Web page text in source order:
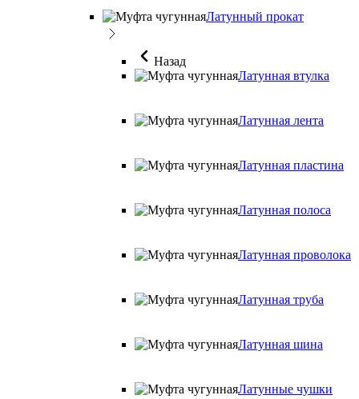
Латунный прокат
Назад
Латунная втулка
Латунная лента
Латунная пластина
Латунная полоса
Латунная проволока
Латунная труба
Латунная шина
Латунные чушки